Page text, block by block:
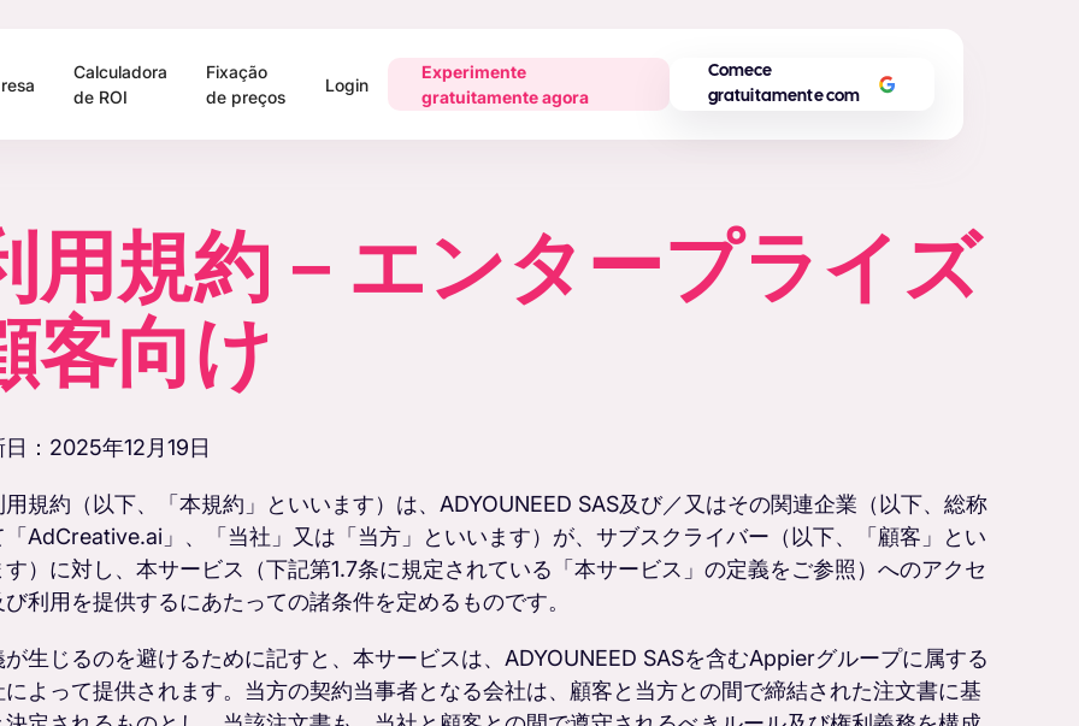
Calculadora
de ROI
Fixação
de preços
Login
Experimente
gratuitamente agora
Comece
gratuitamente com
用規約－エンタープライズ
客向け
日：2025年12月19日
用規約（以下、「本規約」といいます）は、ADYOUNEED SAS及び／又はその関連企業（以下、総称
「AdCreative.ai」、「当社」又は「当方」といいます）が、サブスクライバー（以下、「顧客」とい
す）に対し、本サービス（下記第1.7条に規定されている「本サービス」の定義をご参照）へのアクセ
び利用を提供するにあたっての諸条件を定めるものです。
が生じるのを避けるために記すと、本サービスは、ADYOUNEED SASを含むAppierグループに属する
によって提供されます。当方の契約当事者となる会社は、顧客と当方との間で締結された注文書に基